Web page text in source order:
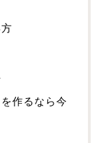
作るなら今